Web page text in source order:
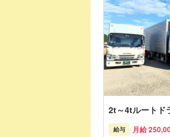
2t～4tルートド
給与 月給